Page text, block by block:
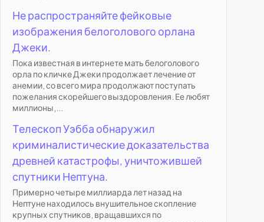
Не распространяйте фейковые
изображения белоголового орлана
Джеки.
Пока известная в интернете мать белоголового
орла по кличке Джеки продолжает лечение от
анемии, со всего мира продолжают поступать
пожелания скорейшего выздоровления. Ее любят
миллионы,...
Телескоп Уэбба обнаружил
криминалистические доказательства
древней катастрофы, уничтожившей
спутники Нептуна.
Примерно четыре миллиарда лет назад на
Нептуне находилось внушительное скопление
крупных спутников, вращавшихся по